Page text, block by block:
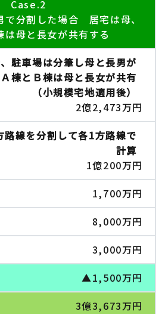
Case.2
で分割した場合 居宅は母、
は母と長女が共有する
2億2,473万円
1億200万円
1,700万円
8,000万円
3,000万円
▲1,500万円
3億3,673万円